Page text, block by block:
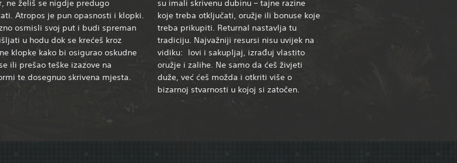
ne želiš se nigdje predugo
Atropos je pun opasnosti i klopki.
osmisli svoj put i budi spreman
u hodu dok se krećeš kroz
klopke kako bi osigurao oskudne
ili prešao teške izazove na
te dosegnuo skrivena mjesta.
su imali skrivenu dubinu – tajne razine
koje treba otključati, oružje ili bonuse koje
treba prikupiti. Returnal nastavlja tu
tradiciju. Najvažniji resursi nisu uvijek na
vidiku: lovi i sakupljaj, izrađuj vlastito
oružje i zalihe. Ne samo da ćeš živjeti
duže, već ćeš možda i otkriti više o
bizarnoj stvarnosti u kojoj si zatočen.